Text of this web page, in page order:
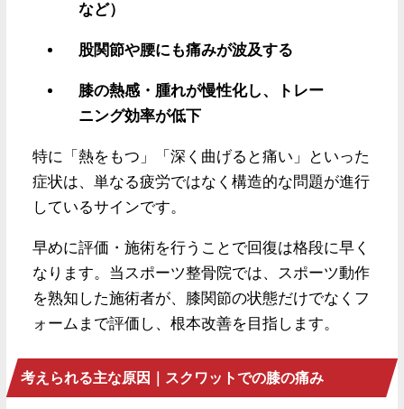
など）
股関節や腰にも痛みが波及する
膝の熱感・腫れが慢性化し、トレー
ニング効率が低下
特に「熱をもつ」「深く曲げると痛い」といった
症状は、単なる疲労ではなく構造的な問題が進行
しているサインです。
早めに評価・施術を行うことで回復は格段に早く
なります。当スポーツ整骨院では、スポーツ動作
を熟知した施術者が、膝関節の状態だけでなくフ
ォームまで評価し、根本改善を目指します。
考えられる主な原因｜スクワットでの膝の痛み